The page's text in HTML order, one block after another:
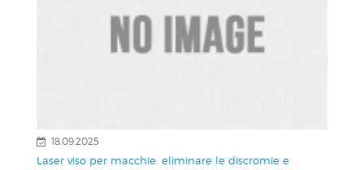
18.09.2025
Laser viso per macchie: eliminare le discromie e